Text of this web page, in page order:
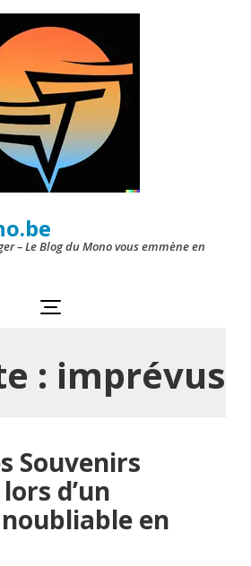
– Le Blog du Mono vous emmène en
: imprévus
Souvenirs
d’un
en